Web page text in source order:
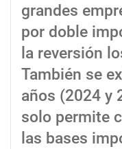
grandes
por doble
la reversión
También se
años (2024 y
solo permite
las bases